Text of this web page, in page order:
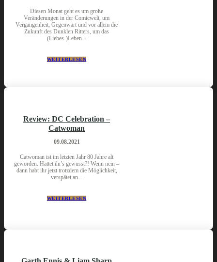
Diesen Monat geht es um große
Veränderungen in der Comicwelt, um
Vergangenheit, Gegenwart und vor allem die
Zukunft des Dunklen Ritters, um das
(Liebes-)Leben...
WEITERLESEN
Review: DC Celebration –
Catwoman
09.08.2021
Catwoman ist im letzten Jahr 80 Jahre alt
geworden. Hättet ihr's gewusst?! Wenn nein –
dann habt ihr jetzt trotzdem die Möglichkeit,
verspätet an...
WEITERLESEN